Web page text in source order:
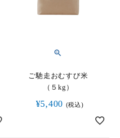
ご馳走おむすび米
（５kg）
¥5,400 税込